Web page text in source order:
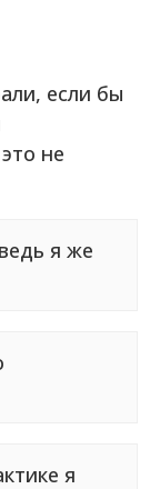
если бы
не
я же
я